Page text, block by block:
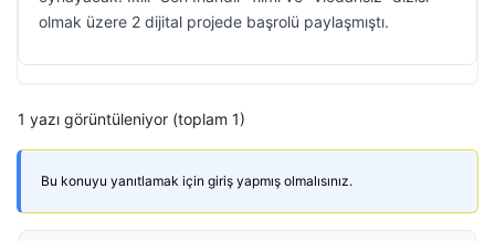
olmak üzere 2 dijital projede başrolü paylaşmıştı.
1 yazı görüntüleniyor (toplam 1)
Bu konuyu yanıtlamak için giriş yapmış olmalısınız.